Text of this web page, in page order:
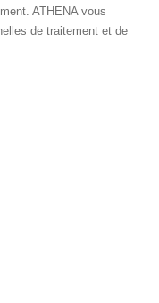
ATHENA vous
de traitement et de